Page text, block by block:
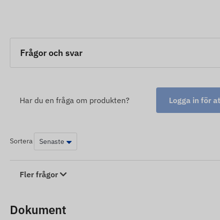
Frågor och svar
Har du en fråga om produkten? Logga in för
Sortera
Fler frågor
Dokument